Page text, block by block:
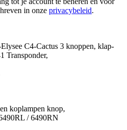
in onze privacybeleid.
C4-Cactus 3 knoppen, klap-
Transponder,
koplampen knop,
/ 6490RN